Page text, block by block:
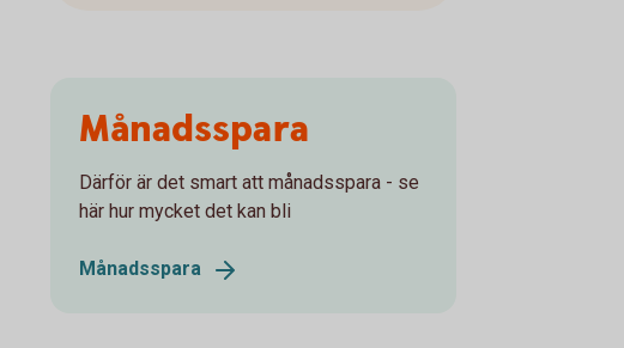
Månadsspara
Därför är det smart att månadsspara - se
här hur mycket det kan bli
Månadsspara